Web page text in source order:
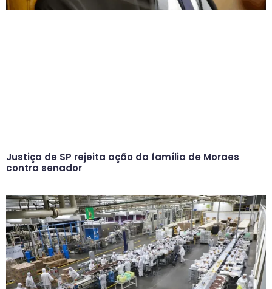
Justiça de SP rejeita ação da família de Moraes
contra senador